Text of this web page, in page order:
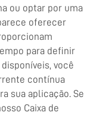
ou optar por uma
oferecer
para definir
você
contínua
sua aplicação. Se
Caixa de